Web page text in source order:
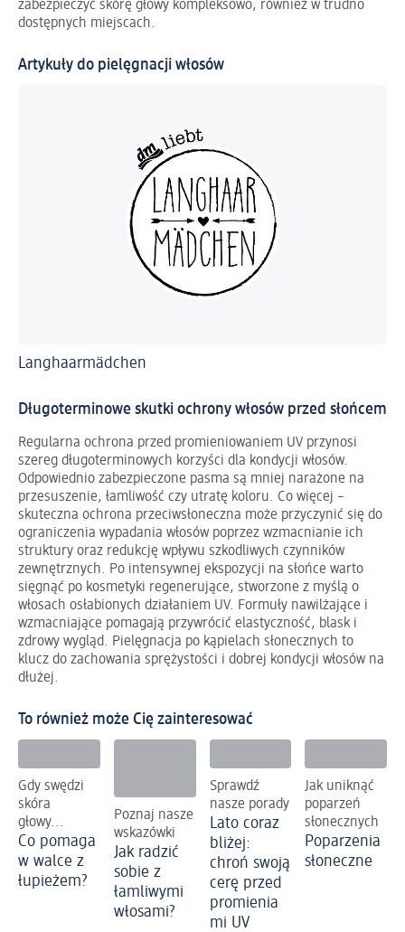
zabezpieczyć skórę głowy kompleksowo, również w trudno
dostępnych miejscach.
Artykuły do pielęgnacji włosów
Langhaarmädchen
Długoterminowe skutki ochrony włosów przed słońcem
Regularna ochrona przed promieniowaniem UV przynosi
szereg długoterminowych korzyści dla kondycji włosów.
Odpowiednio zabezpieczone pasma są mniej narażone na
przesuszenie, łamliwość czy utratę koloru. Co więcej –
skuteczna ochrona przeciwsłoneczna może przyczynić się do
ograniczenia wypadania włosów poprzez wzmacnianie ich
struktury oraz redukcję wpływu szkodliwych czynników
zewnętrznych. Po intensywnej ekspozycji na słońce warto
sięgnąć po kosmetyki regenerujące, stworzone z myślą o
włosach osłabionych działaniem UV. Formuły nawilżające i
wzmacniające pomagają przywrócić elastyczność, blask i
zdrowy wygląd. Pielęgnacja po kąpielach słonecznych to
klucz do zachowania sprężystości i dobrej kondycji włosów na
dłużej.
To również może Cię zainteresować
Gdy swędzi
skóra
głowy...
Co pomaga
w walce z
łupieżem?
Poznaj nasze
wskazówki
Jak radzić
sobie z
łamliwymi
włosami?
Sprawdź
nasze porady
Lato coraz
bliżej:
chroń swoją
cerę przed
promienia
mi UV
Jak uniknąć
poparzeń
słonecznych
Poparzenia
słoneczne